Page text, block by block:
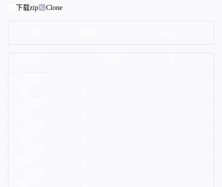
下载zip
Clone